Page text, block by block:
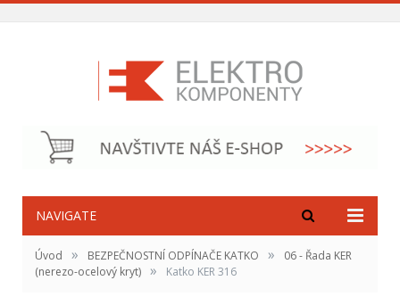
NAVIGATE
Úvod » BEZPEČNOSTNÍ ODPÍNAČE KATKO »
06 - Řada KER
(nerezo-ocelový kryt) » Katko KER 316